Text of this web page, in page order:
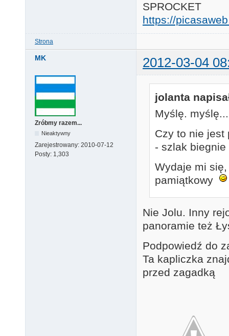
SPROCKET
https://
Strona
MK 2012-03-04
Zróbmy razem...
Nieaktywny
Zarejestrowany: 2010-07-12
Posty: 1,303
jolanta
Myślę.
Czy to nie jest
- szlak
Wydaje mi
pamiątkowy
Nie Jolu. Inny
panoramie też
Podpowiedź do
Ta kapliczka
przed zagadką